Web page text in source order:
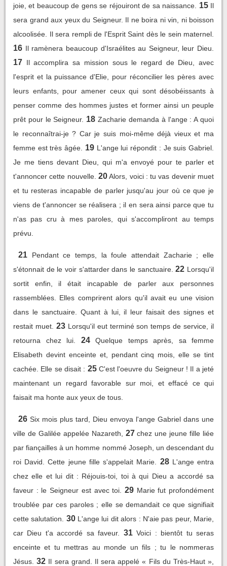
joie, et beaucoup de gens se réjouiront de sa naissance.
15 Il
sera grand aux yeux du Seigneur. Il ne boira ni vin, ni boisson
alcoolisée. Il sera rempli de l'Esprit Saint dès le sein maternel.
16 Il ramènera beaucoup d'Israélites au Seigneur, leur Dieu.
17 Il accomplira sa mission sous le regard de Dieu, avec
l'esprit et la puissance d'Elie, pour réconcilier les pères avec
leurs enfants, pour amener ceux qui sont désobéissants à
penser comme des hommes justes et former ainsi un peuple
prêt pour le Seigneur. 18 Zacharie demanda à l'ange : A quoi
le reconnaîtrai-je ? Car je suis moi-même déjà vieux et ma
femme est très âgée.
19 L'ange lui répondit : Je suis Gabriel.
Je me tiens devant Dieu, qui m'a envoyé pour te parler et
t'annoncer cette nouvelle. 20 Alors, voici : tu vas devenir muet
et tu resteras incapable de parler jusqu'au jour où ce que je
viens de t'annoncer se réalisera ; il en sera ainsi parce que tu
n'as pas cru à mes paroles, qui s'accompliront au temps
prévu.
21
Pendant ce temps, la foule attendait Zacharie ; elle
s'étonnait de le voir s'attarder dans le sanctuaire. 22 Lorsqu'il
sortit enfin, il était incapable de parler aux personnes
rassemblées. Elles comprirent alors qu'il avait eu une vision
dans le sanctuaire. Quant à lui, il leur faisait des signes et
restait muet. 23 Lorsqu'il eut terminé son temps de service, il
retourna chez lui.
24
Quelque temps après, sa femme
Elisabeth devint enceinte et, pendant cinq mois, elle se tint
cachée. Elle se disait : 25 C'est l'oeuvre du Seigneur ! Il a jeté
maintenant un regard favorable sur moi, et effacé ce qui
faisait ma honte aux yeux de tous.
26 Six mois plus tard, Dieu envoya l'ange Gabriel dans une
ville de Galilée appelée Nazareth,
27 chez une jeune fille liée
par fiançailles à un homme nommé Joseph, un descendant du
roi David. Cette jeune fille s'appelait Marie.
28 L'ange entra
chez elle et lui dit : Réjouis-toi, toi à qui Dieu a accordé sa
faveur : le Seigneur est avec toi.
29 Marie fut profondément
troublée par ces paroles ; elle se demandait ce que signifiait
cette salutation.
30 L'ange lui dit alors : N'aie pas peur, Marie,
car Dieu t'a accordé sa faveur.
31 Voici : bientôt tu seras
enceinte et tu mettras au monde un fils ; tu le nommeras
Jésus. 32 Il sera grand. Il sera appelé « Fils du Très-Haut »,